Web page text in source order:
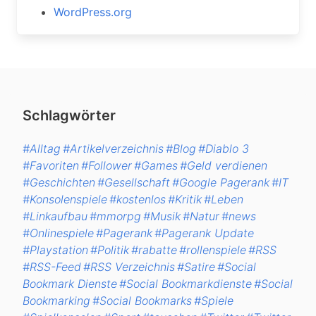
WordPress.org
Schlagwörter
#Alltag #Artikelverzeichnis#Blog #Diablo 3
#Favoriten#Follower#Games#Geld verdienen
#Geschichten#Gesellschaft#Google Pagerank#IT
#Konsolenspiele#kostenlos#Kritik#Leben
#Linkaufbau#mmorpg #Musik#Natur#news
#Onlinespiele#Pagerank#Pagerank Update
#Playstation#Politik#rabatte#rollenspiele#RSS
#RSS-Feed#RSS Verzeichnis#Satire#Social
Bookmark Dienste#Social Bookmarkdienste#Social
Bookmarking #Social Bookmarks#Spiele